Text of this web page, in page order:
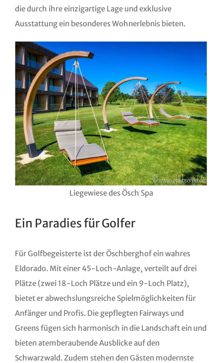
die durch ihre einzigartige Lage und exklusive
Ausstattung ein besonderes Wohnerlebnis bieten.
Liegewiese des Ösch Spa
Ein Paradies für Golfer
Für Golfbegeisterte ist der Öschberghof ein wahres
Eldorado. Mit einer 45-Loch-Anlage, verteilt auf drei
Plätze (zwei 18-Loch Plätze und ein 9-Loch Platz),
bietet er abwechslungsreiche Spielmöglichkeiten für
Anfänger und Profis. Die gepflegten Fairways und
Greens fügen sich harmonisch in die Landschaft ein und
bieten atemberaubende Ausblicke auf den
Schwarzwald. Zudem stehen den Gästen modernste